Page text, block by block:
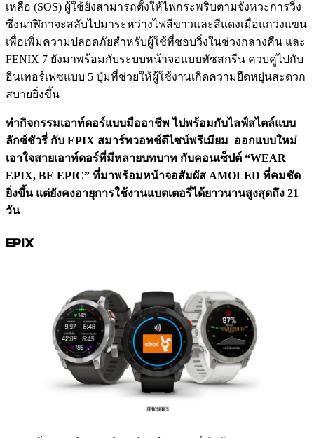
เหลือ (SOS) ผู้ใช้ยังสามารถตั้งให้ไฟกระพริบตามจังหวะการวิ่ง
ซึ่งนาฬิกาจะสลับไปมาระหว่างไฟสีขาวและสีแดงเมื่อแกว่งแขน
เพื่อเพิ่มความปลอดภัยสำหรับผู้ใช้ที่ชอบวิ่งในช่วงกลางคืน และ
FENIX 7 ยังมาพร้อมกับระบบหน้าจอแบบทัชสกรีน ควบคู่ไปกับ
อินเทอร์เฟซแบบ 5 ปุ่มที่ช่วยให้ผู้ใช้งานเกิดความยืดหยุ่นสะดวก
สบายยิ่งขึ้น
ทำกิจกรรมเอาท์ดอร์แบบมืออาชีพ ไปพร้อมกับไลฟ์สไตล์แบบ
ลักซ์ชัวรี่ กับ EPIX สมาร์ทวอทช์ดีไซน์พรีเมียม ออกแบบใหม่
เอาใจสายเอาท์ดอร์ที่มีหลายบทบาท กับคอนเซ็ปต์ “WEAR
EPIX, BE EPIC” ที่มาพร้อมหน้าจอสัมผัส AMOLED ที่คมชัด
ยิ่งขึ้น แต่ยังคงอายุการใช้งานแบตเตอรี่ได้ยาวนานสูงสุดถึง 21
วัน
EPIX